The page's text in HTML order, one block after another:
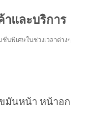
และบริการ
นพิเศษในช่วงเวลาต่างๆ
มันหน้า หน้าอก